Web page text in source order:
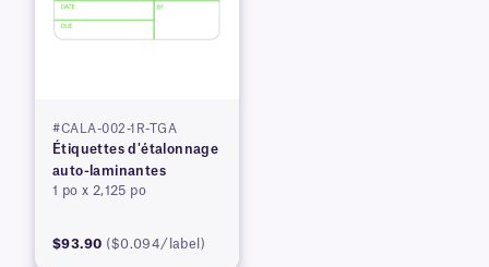
#CALA-002-1R-TGA
Étiquettes d'étalonnage
auto-laminantes
1 po x 2,125 po
$93.90 ($0.094/label)